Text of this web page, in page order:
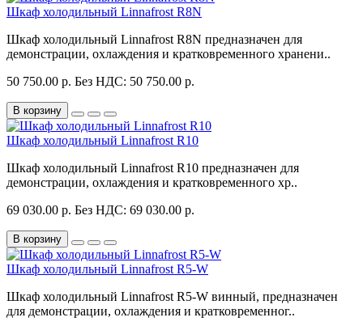
Шкаф холодильный Linnafrost R8N
Шкаф холодильный Linnafrost R8N предназначен для
демонстрации, охлаждения и кратковременного хранени..
50 750.00 р. Без НДС: 50 750.00 р.
В корзину
Шкаф холодильный Linnafrost R10
Шкаф холодильный Linnafrost R10 предназначен для
демонстрации, охлаждения и кратковременного хр..
69 030.00 р. Без НДС: 69 030.00 р.
В корзину
Шкаф холодильный Linnafrost R5-W
Шкаф холодильный Linnafrost R5-W винный, предназначен
для демонстрации, охлаждения и кратковременног..